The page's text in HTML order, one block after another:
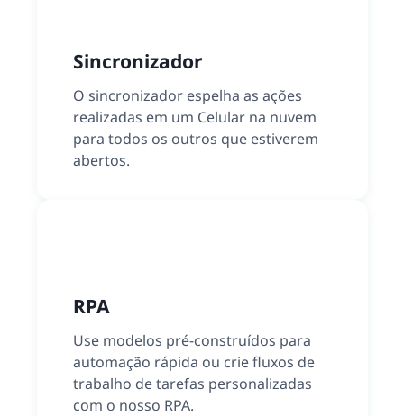
Sincronizador
O sincronizador espelha as ações
realizadas em um Celular na nuvem
para todos os outros que estiverem
abertos.
RPA
Use modelos pré-construídos para
automação rápida ou crie fluxos de
trabalho de tarefas personalizadas
com o nosso RPA.